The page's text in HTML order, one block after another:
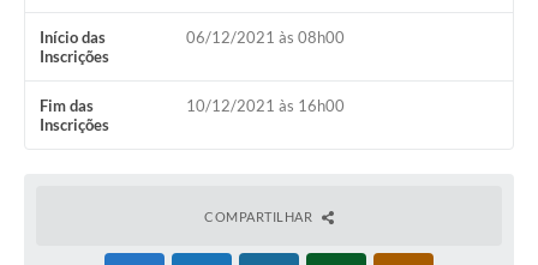
Início das
Inscrições
06/12/2021 às 08h00
Fim das
Inscrições
10/12/2021 às 16h00
COMPARTILHAR